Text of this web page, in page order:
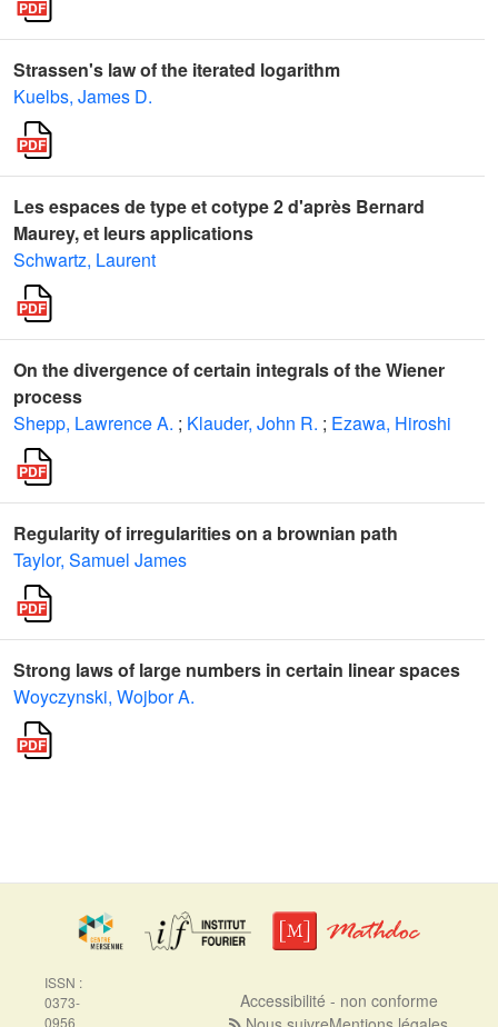
Strassen's law of the iterated logarithm
Kuelbs, James D.
Les espaces de type et cotype 2 d'après Bernard
Maurey, et leurs applications
Schwartz, Laurent
On the divergence of certain integrals of the Wiener
process
Shepp, Lawrence A. ; Klauder, John R. ; Ezawa, Hiroshi
Regularity of irregularities on a brownian path
Taylor, Samuel James
Strong laws of large numbers in certain linear spaces
Woyczynski, Wojbor A.
ISSN :
0373-
0956
Accessibilité - non conforme